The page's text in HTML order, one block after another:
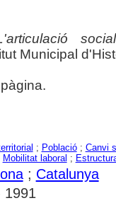
Municipal
; Població; Canvi
Mobilitat laboral ;
; Catalunya
1991